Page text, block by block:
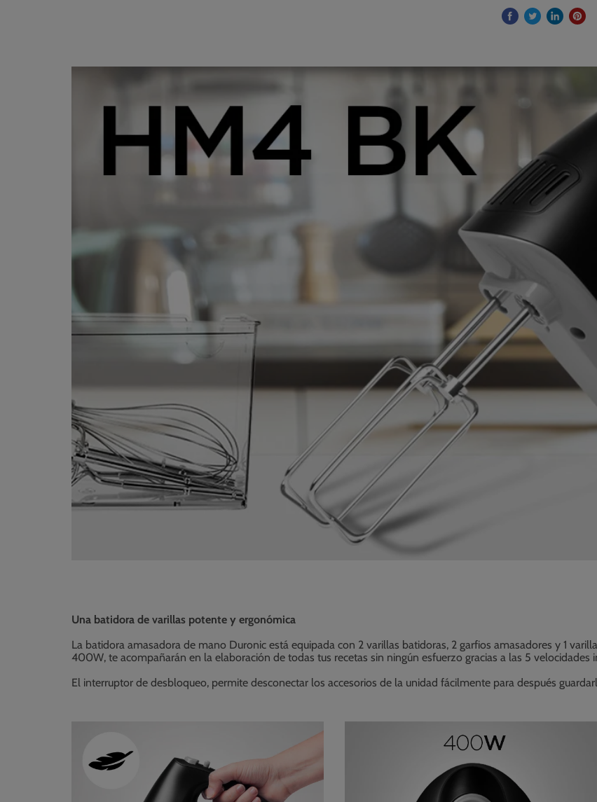
Una batidora de varillas potente y ergonómica
La batidora amasadora de mano Duronic está equipada con 2 varillas batidoras, 2 garfios amasadores y 1
400W, te acompañarán en la elaboración de todas tus recetas sin ningún esfuerzo gracias a las 5
El interruptor de desbloqueo, permite desconectar los accesorios de la unidad fácilmente para después